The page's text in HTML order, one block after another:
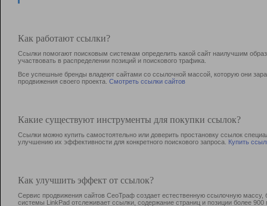
Как работают ссылки?
Ссылки помогают поисковым системам определить какой сайт наилучшим
участвовать в раcпределении позиций и поискового трафика.
Все успешные бренды владеют сайтами со ссылочной массой, которую они
продвижения своего проекта. Смотреть ссылки сайтов
Какие существуют инструменты для покупки ссылок?
Ссылки можно купить самостоятельно или доверить простановку ссылок
улучшению их эффективности для конкретного поискового запроса. Купить
Как улучшить эффект от ссылок?
Сервис продвижения сайтов СеоТраф создает естественную ссылочную
системы LinkPad отслеживает ссылки, содержание страниц и позиции более